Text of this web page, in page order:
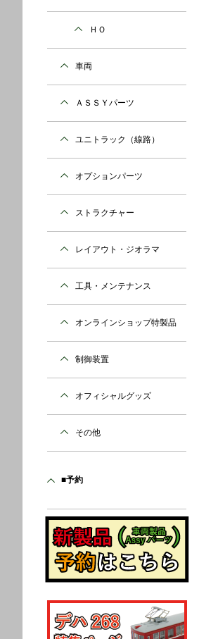
ＨＯ
車両
ＡＳＳＹパーツ
ユニトラック（線路）
オプションパーツ
ストラクチャー
レイアウト・ジオラマ
工具・メンテナンス
オンラインショップ特製品
制御装置
オフィシャルグッズ
その他
■予約